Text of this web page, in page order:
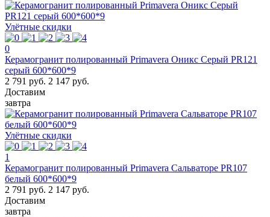
Улётные скидки
0
Керамогранит полированный Primavera Оникс Серый PR121
серый 600*600*9
2 791 руб. 2 147 руб.
Доставим
завтра
Улётные скидки
1
Керамогранит полированный Primavera Сальваторе PR107
белый 600*600*9
2 791 руб. 2 147 руб.
Доставим
завтра